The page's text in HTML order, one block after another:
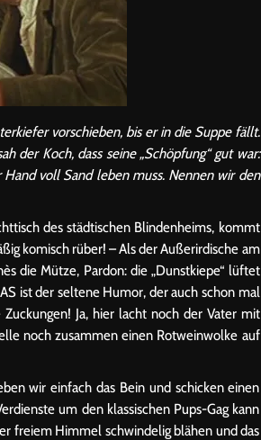
vorschieben, bis er in die Suppe fällt.
der Koch, dass seine „Schöpfung“ gut war:
voll Sand leben muss. Nennen wir den
des städtischen Blindenheims, kommt
komisch rüber! – Als der Außerirdische am
die Mütze, Pardon: die „Dunstkiepe“ lüftet
ist der seltene Humor, der auch schon mal
Ja, hier lacht noch der Vater mit
noch zusammen einen Rotweinwolke auf
wir einfach das Bein und schicken einen
um den klassischen Pups-Gag kann
freiem Himmel schwindelig blähen und das